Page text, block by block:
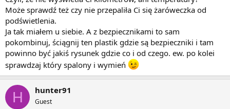
Może sprawdź też czy nie przepaliła Ci się żaróweczka od
podświetlenia.
Ja tak miałem u siebie. A z bezpiecznikami to sam
pokombinuj, ściągnij ten plastik gdzie są bezpieczniki i tam
powinno być jakiś rysunek gdzie co i od czego. ew. po kolei
sprawdzaj który spalony i wymień
H hunter91
Guest